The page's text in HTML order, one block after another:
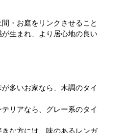
・お庭をリンクさせること
生まれ、より居心地の良い
が多いお家なら、木調のタイ
テリアなら、グレー系のタイ
きな方には、味のあるレンガ